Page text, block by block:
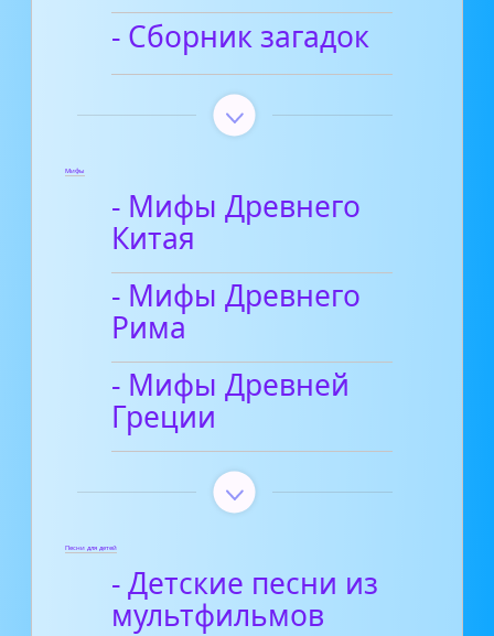
- Сборник загадок
Мифы
- Мифы Древнего
Китая
- Мифы Древнего
Рима
- Мифы Древней
Греции
Песни для детей
- Детские песни из
мультфильмов